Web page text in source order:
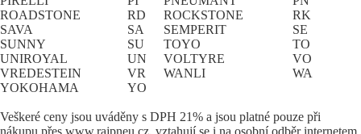
ROADSTONE
RD ROCKSTONE
RK
SAVA
SA SEMPERIT
SE
SUNNY
SU TOYO
TO
UNIROYAL
UN VOLTYRE
VO
VREDESTEIN
VR WANLI
WA
YOKOHAMA
YO
Veškeré ceny jsou uváděny s DPH 21% a jsou platné pouze při
nákupu přes www.rajpneu.cz, vztahují se i na osobní odběr internetem